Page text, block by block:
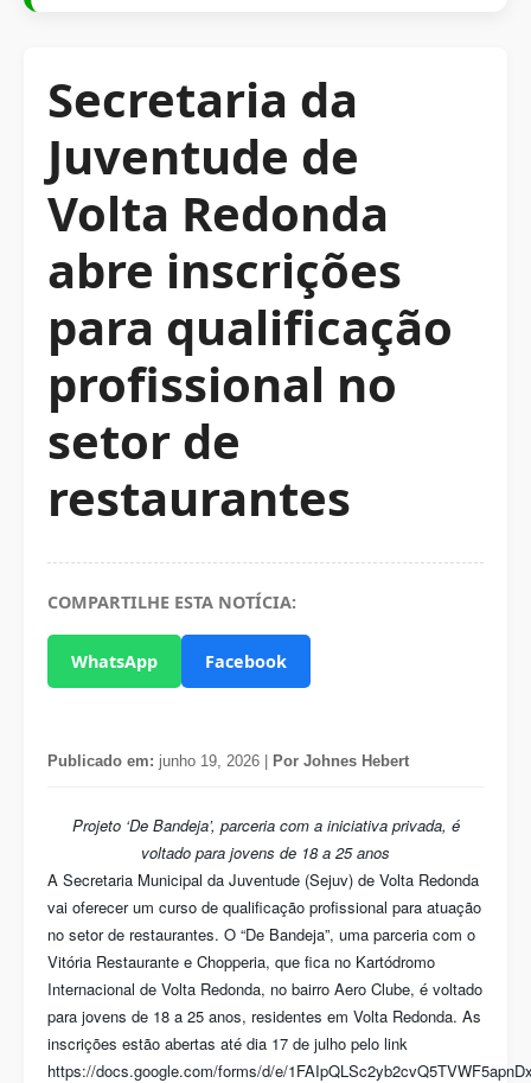
Secretaria da
Juventude de
Volta Redonda
abre inscrições
para qualificação
profissional no
setor de
restaurantes
COMPARTILHE ESTA NOTÍCIA:
WhatsApp Facebook
Publicado em: junho 19, 2026 | Por Johnes Hebert
Projeto ‘De Bandeja’, parceria com a iniciativa privada, é
voltado para jovens de 18 a 25 anos
A Secretaria Municipal da Juventude (Sejuv) de Volta Redonda
vai oferecer um curso de qualificação profissional para atuação
no setor de restaurantes. O “De Bandeja”, uma parceria com o
Vitória Restaurante e Chopperia, que fica no Kartódromo
Internacional de Volta Redonda, no bairro Aero Clube, é voltado
para jovens de 18 a 25 anos, residentes em Volta Redonda. As
inscrições estão abertas até dia 17 de julho pelo link
https://docs.google.com/forms/d/e/